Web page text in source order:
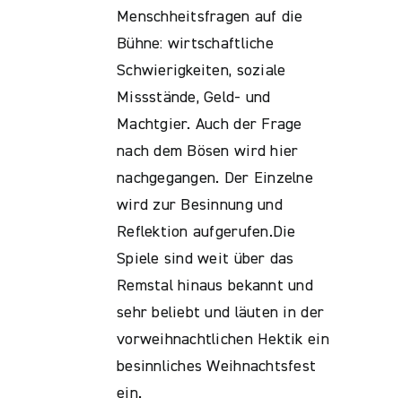
Menschheitsfragen auf die
Bühne: wirtschaftliche
Schwierigkeiten, soziale
Missstände, Geld- und
Machtgier. Auch der Frage
nach dem Bösen wird hier
nachgegangen. Der Einzelne
wird zur Besinnung und
Reflektion aufgerufen.Die
Spiele sind weit über das
Remstal hinaus bekannt und
sehr beliebt und läuten in der
vorweihnachtlichen Hektik ein
besinnliches Weihnachtsfest
ein.